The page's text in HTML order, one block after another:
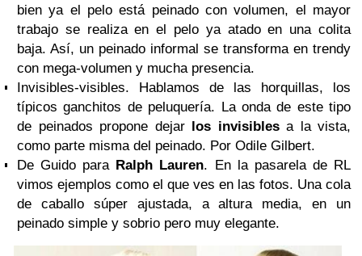
bien ya el pelo está peinado con volumen, el mayor
trabajo se realiza en el pelo ya atado en una colita
baja. Así, un peinado informal se transforma en trendy
con mega-volumen y mucha presencia.
Invisibles-visibles. Hablamos de las horquillas, los
típicos ganchitos de peluquería. La onda de este tipo
de peinados propone dejar
los invisiblesa la vista,
como parte misma del peinado. Por Odile Gilbert.
De Guido para Ralph Lauren. En la pasarela de RL
vimos ejemplos como el que ves en las fotos. Una cola
de caballo súper ajustada, a altura media, en un
peinado simple y sobrio pero muy elegante.